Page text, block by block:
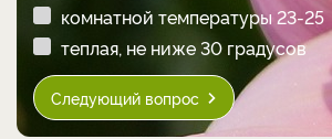
комнатной температуры 23-25
теплая, не ниже 30 градусов
Следующий вопрос